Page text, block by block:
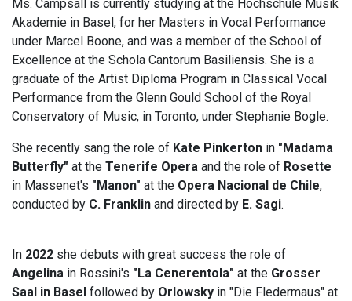
Ms. Campsall is currently studying at the Hochschule Musik
Akademie in Basel, for her Masters in Vocal Performance
under Marcel Boone, and was a member of the School of
Excellence at the Schola Cantorum Basiliensis. She is a
graduate of the Artist Diploma Program in Classical Vocal
Performance from the Glenn Gould School of the Royal
Conservatory of Music, in Toronto, under Stephanie Bogle.
She recently sang the role of Kate Pinkerton in "Madama
Butterfly" at the Tenerife Opera and the role of Rosette
in Massenet's "Manon" at the Opera Nacional de Chile,
conducted by C. Franklin and directed by E. Sagi.
In 2022 she debuts with great success the role of
Angelina in Rossini's "La Cenerentola" at the Grosser
Saal in Basel followed by Orlowsky in "Die Fledermaus" at